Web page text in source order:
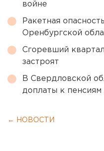
войне
Ракетная
Оренбургской
Сгоревший
застроят
В Свердловской
доплаты к
← НОВОСТИ